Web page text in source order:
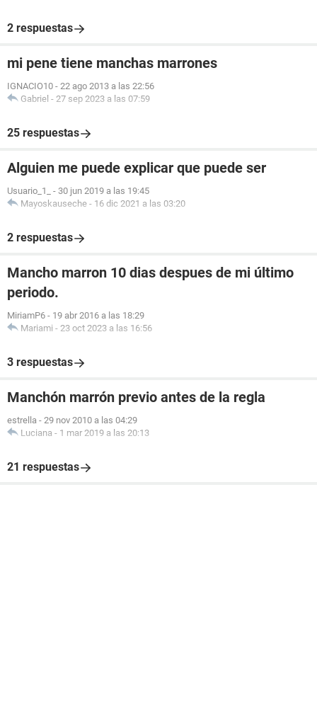
2 respuestas
mi pene tiene manchas marrones
IGNACIO10 - 22 ago 2013 a las 22:56
Gabriel - 27 sep 2023 a las 07:59
25 respuestas
Alguien me puede explicar que puede ser
Usuario_1_ - 30 jun 2019 a las 19:45
Mayoskauseche - 16 dic 2021 a las 03:20
2 respuestas
Mancho marron 10 dias despues de mi último
periodo.
MiriamP6 - 19 abr 2016 a las 18:29
Mariami - 23 oct 2023 a las 16:56
3 respuestas
Manchón marrón previo antes de la regla
estrella - 29 nov 2010 a las 04:29
Luciana - 1 mar 2019 a las 20:13
21 respuestas